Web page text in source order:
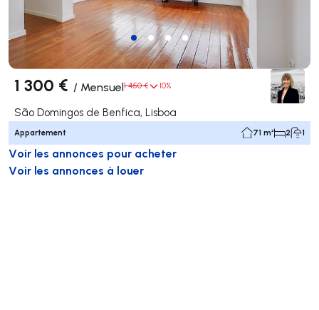
1 300 € / Mensuel1 450 € 10%
São Domingos de Benfica, Lisboa
Appartement 71 m² 2 1
Voir les annonces pour acheter
Voir les annonces à louer